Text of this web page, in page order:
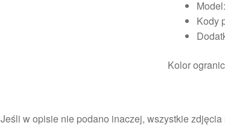
Kody
Kolor
Jeśli w opisie nie podano inaczej, wszystkie